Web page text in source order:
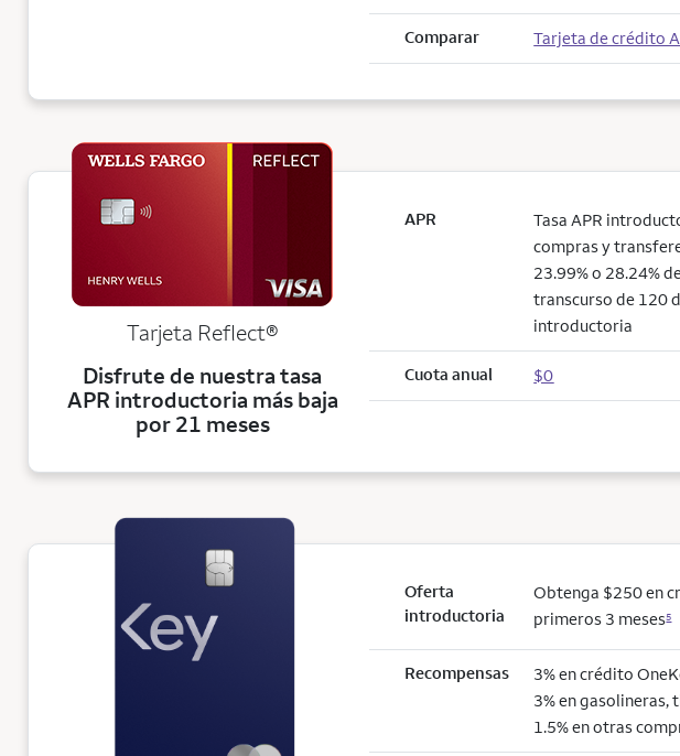
Comparar Tarjeta de crédito
Tarjeta Reflect®
Disfrute de nuestra tasa
APR introductoria más baja
por 21 meses
APR
Tasa APR
compras y
23.99% o 28.24%
transcurso de 120
introductoria
Cuota anual $0
Oferta
introductoria
Obtenga $250 en
primeros 3 meses5
Recompensas 3% en crédito
3% en
1.5% en otras